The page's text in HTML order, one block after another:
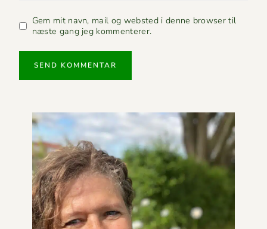
Gem mit navn, mail og websted i denne browser til
næste gang jeg kommenterer.